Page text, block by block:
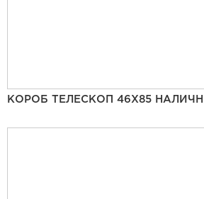
КОРОБ ТЕЛЕСКОП 46Х85